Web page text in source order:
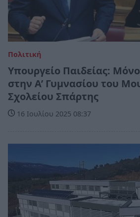
Πολιτική
Υπουργείο Παιδείας:
στην Α’ Γυμνασίου του
Σχολείου Σπάρτης
16 Ιουλίου 2025 08:37